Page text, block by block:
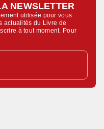
NEWSLETTER
utilisée pour vous
actualités du Livre de
à tout moment. Pour